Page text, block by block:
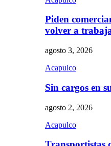
Piden
volver a
agosto 3, 2026
Acapulco
Sin cargos en
agosto 2, 2026
Acapulco